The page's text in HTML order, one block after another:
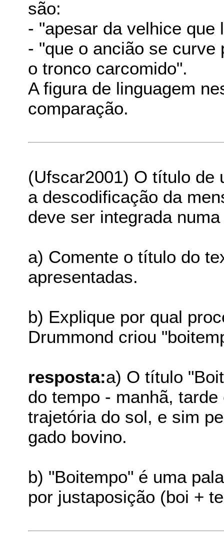
são:
- "apesar da velhice que
- "que o ancião se curve
o tronco carcomido".
A figura de linguagem
comparação.
(Ufscar2001) O título de
a descodificação da
deve ser integrada
a) Comente o título do
apresentadas.
b) Explique por qual
Drummond criou
resposta:a) O título
do tempo - manhã,
trajetória do sol, e sim
gado bovino.
b) "Boitempo" é uma
por justaposição (boi +